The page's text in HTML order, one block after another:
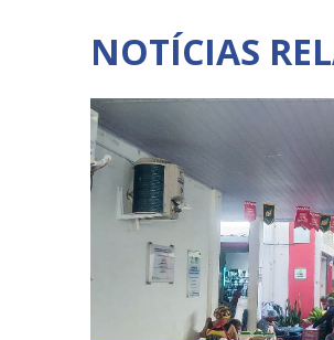
NOTÍCIAS